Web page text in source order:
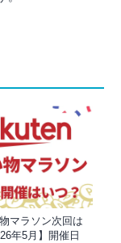
マラソン次回は
年5月】開催日